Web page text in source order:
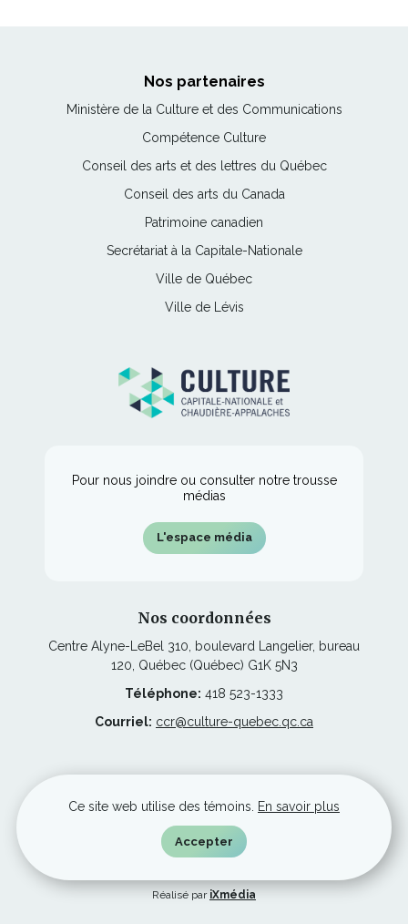
Ce site web utilise des témoins. En savoir plus
Accepter
Nos partenaires
Ministère de la Culture et des CommunicationsCe
Compétence CultureCe
s'ouvrira
dans
fenêtre
Conseil des arts et des lettres du QuébecCe
Conseil des arts du CanadaCe
dans
Patrimoine canadien
s'ouvrira
Secrétariat à la Capitale-NationaleCe
Ville de QuébecCe
nouvelle
fenêtre
Ville de LévisCe
une
nouvelle
fenêtre
Pour nous joindre ou consulter notre trousse
médias
L'espace média
Nos coordonnées
Centre Alyne-LeBel 310, boulevard Langelier, bureau
120, Québec (Québec) G1K 5N3
Téléphone: 418 523-1333
Courriel: ccr@culture-quebec.qc.ca
s'ouvrira
© Culture Capitale-Nationale et Chaudière-Appalaches, tous droits
Réalisé par iXmédia